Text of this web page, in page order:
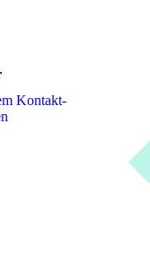
Kon­takt­